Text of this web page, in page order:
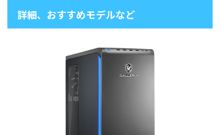
詳細、おすすめモデルなど